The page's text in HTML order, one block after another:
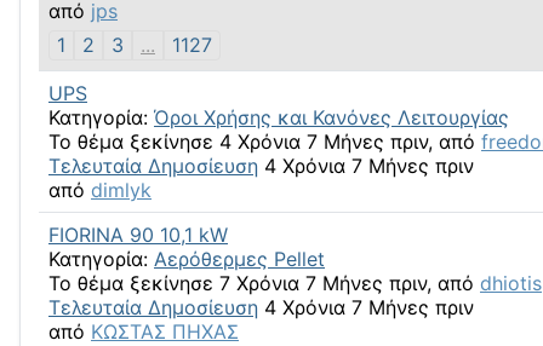
από jps
1
2 3 ...
1127
UPS
Κατηγορία: Όροι Χρήσης και Κανόνες Λειτουργίας
Το θέμα ξεκίνησε 4 Χρόνια 7 Μήνες πριν, από
Τελευταία Δημοσίευση 4 Χρόνια 7 Μήνες πριν
από dimlyk
FIORINA 90 10,1 kW
Κατηγορία: Αερόθερμες Pellet
Το θέμα ξεκίνησε 7 Χρόνια 7 Μήνες πριν, από dhiotis
Τελευταία Δημοσίευση 4 Χρόνια 7 Μήνες πριν
από ΚΩΣΤΑΣ ΠΗΧΑΣ